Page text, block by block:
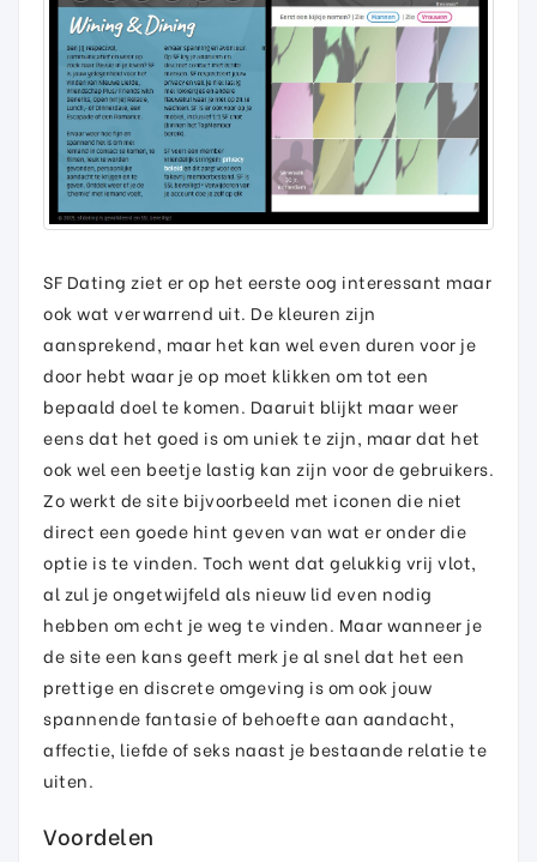
SF Dating ziet er op het eerste oog interessant maar
ook wat verwarrend uit. De kleuren zijn
aansprekend, maar het kan wel even duren voor je
door hebt waar je op moet klikken om tot een
bepaald doel te komen. Daaruit blijkt maar weer
eens dat het goed is om uniek te zijn, maar dat het
ook wel een beetje lastig kan zijn voor de gebruikers.
Zo werkt de site bijvoorbeeld met iconen die niet
direct een goede hint geven van wat er onder die
optie is te vinden. Toch went dat gelukkig vrij vlot,
al zul je ongetwijfeld als nieuw lid even nodig
hebben om echt je weg te vinden. Maar wanneer je
de site een kans geeft merk je al snel dat het een
prettige en discrete omgeving is om ook jouw
spannende fantasie of behoefte aan aandacht,
affectie, liefde of seks naast je bestaande relatie te
uiten.
Voordelen